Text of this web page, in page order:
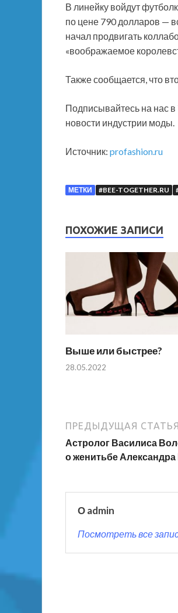
В линейку войдут
по цене 790 долларов —
начал продвигать
«воображаемое
Также сообщается, что
Подписывайтесь на нас
новости индустрии моды.
Источник: profashion.ru
МЕТКИ #BEE-TOGETHER.RU
ПОХОЖИЕ ЗАПИСИ
Выше или быстрее?
28.05.2022
ПРЕДЫДУЩАЯ СТАТЬЯ
Астролог Василиса
о женитьбе Александра
О admin
Посмотреть все